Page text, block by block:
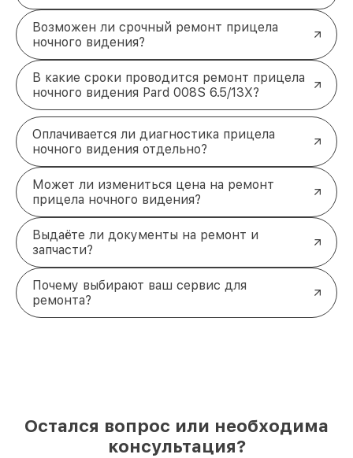
Возможен ли срочный ремонт прицела
ночного видения?
В какие сроки проводится ремонт прицела
ночного видения Pard 008S 6.5/13X?
Оплачивается ли диагностика прицела
ночного видения отдельно?
Может ли измениться цена на ремонт
прицела ночного видения?
Выдаёте ли документы на ремонт и
запчасти?
Почему выбирают ваш сервис для
ремонта?
Остался вопрос или необходима
консультация?